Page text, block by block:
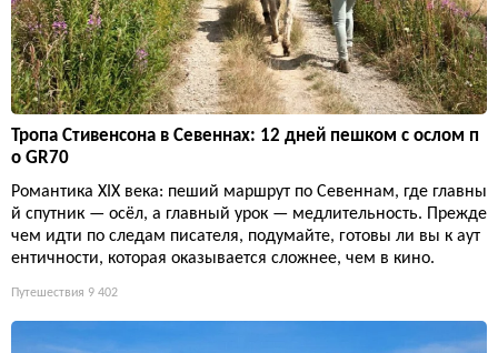
Тропа Стивенсона в Севеннах: 12 дней пешком с ослом п
о GR70
Романтика XIX века: пеший маршрут по Севеннам, где главны
й спутник — осёл, а главный урок — медлительность. Прежде
чем идти по следам писателя, подумайте, готовы ли вы к аут
ентичности, которая оказывается сложнее, чем в кино.
Путешествия 9 402